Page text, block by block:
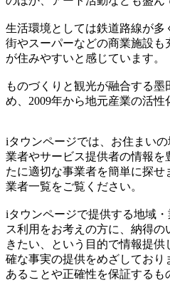
生活環境としては鉄道路線が
街やスーパーなどの商業施設も
が住みやすいと感じています。
ものづくりと観光が融合する
め、2009年から地元産業の活性
iタウンページでは、お住まい
業者やサービス提供者の情報
たに適切な事業者を簡単に探
業者一覧をご覧ください。
iタウンページで提供する地域
ス利用をお考えの方に、納得
きたい、という目的で情報提
確な事実の提供をめざしてお
あることや正確性を保証するも